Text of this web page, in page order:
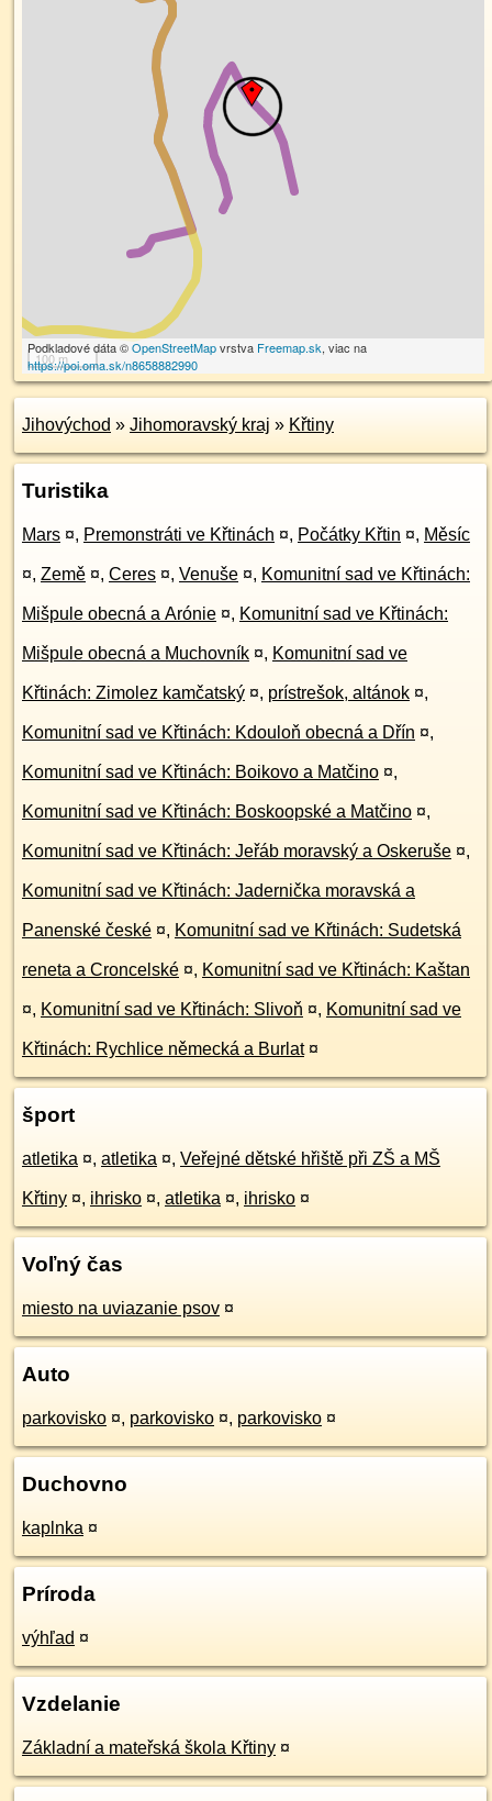
100 m
Podkladové dáta ©OpenStreetMapvrstva Freemap.sk, viac na
https://poi.oma.sk/n8658882990
Jihovýchod » Jihomoravský kraj » Křtiny
Turistika
Mars ¤, Premonstráti ve Křtinách ¤, Počátky Křtin ¤, Měsíc
¤, Země ¤, Ceres ¤, Venuše ¤, Komunitní sad ve Křtinách:
Mišpule obecná a Arónie ¤, Komunitní sad ve Křtinách:
Mišpule obecná a Muchovník ¤, Komunitní sad ve
Křtinách: Zimolez kamčatský ¤, prístrešok, altánok ¤,
Komunitní sad ve Křtinách: Kdouloň obecná a Dřín ¤,
Komunitní sad ve Křtinách: Boikovo a Matčino ¤,
Komunitní sad ve Křtinách: Boskoopské a Matčino ¤,
Komunitní sad ve Křtinách: Jeřáb moravský a Oskeruše ¤,
Komunitní sad ve Křtinách: Jadernička moravská a
Panenské české ¤, Komunitní sad ve Křtinách: Sudetská
reneta a Croncelské ¤, Komunitní sad ve Křtinách: Kaštan
¤, Komunitní sad ve Křtinách: Slivoň ¤, Komunitní sad ve
Křtinách: Rychlice německá a Burlat ¤
šport
atletika ¤, atletika ¤, Veřejné dětské hřiště při ZŠ a MŠ
Křtiny ¤, ihrisko ¤, atletika ¤, ihrisko ¤
Voľný čas
miesto na uviazanie psov ¤
Auto
parkovisko ¤, parkovisko ¤, parkovisko ¤
Duchovno
kaplnka ¤
Príroda
výhľad ¤
Vzdelanie
Základní a mateřská škola Křtiny ¤